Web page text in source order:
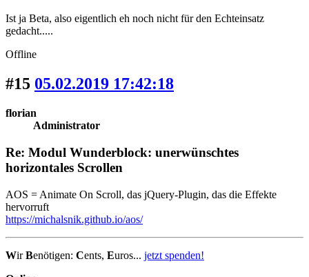
Ist ja Beta, also eigentlich eh noch nicht für den Echteinsatz
gedacht.....
Offline
#15 05.02.2019 17:42:18
florian
Administrator
Re: Modul Wunderblock: unerwünschtes
horizontales Scrollen
AOS = Animate On Scroll, das jQuery-Plugin, das die Effekte
hervorruft
https://michalsnik.github.io/aos/
WirBenötigen: Cents, Euros... jetzt spenden!